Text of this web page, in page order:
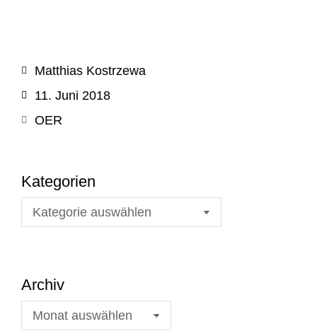
Matthias Kostrzewa
11. Juni 2018
OER
Kategorien
Archiv